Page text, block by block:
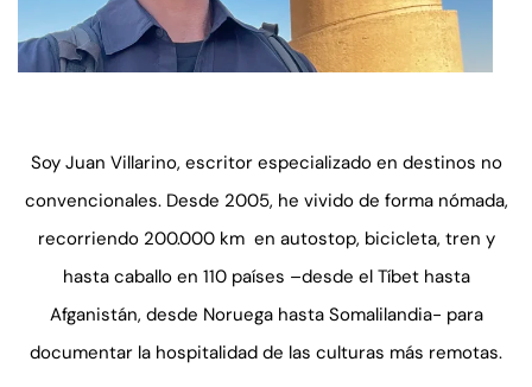
Soy Juan Villarino, escritor especializado en destinos no
convencionales. Desde 2005, he vivido de forma nómada,
recorriendo 200.000 km en autostop, bicicleta, tren y
hasta caballo en 110 países –desde el Tíbet hasta
Afganistán, desde Noruega hasta Somalilandia- para
documentar la hospitalidad de las culturas más remotas.